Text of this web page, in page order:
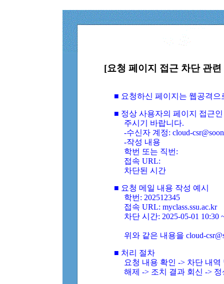
[요청 페이지 접근 차단 관
■ 요청하신 페이지는 웹공격
■ 정상 사용자의 페이지 접근
주시기 바랍니다.
-수신자 계정: cloud-
-작성 내용
학번 또는 직번:
접속 URL:
차단된 시간
■ 요청 메일 내용 작성 예시
학번: 202512345
접속 URL: myclass.ssu.ac.kr
차단 시간: 2025-05-01 10:30
위와 같은 내용을 cloud-
■ 처리 절차
요청 내용 확인 -> 차단 내
해제 -> 조치 결과 회신 ->